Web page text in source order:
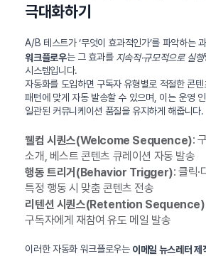
극대화하기
A/B 테스트가 ‘무엇이 효과적인가’를 파악하는
워크플로우는 그 효과를 지속적·규모적으로 실행
시스템입니다.
자동화를 도입하면 구독자 유형별로 적절한 콘
패턴에 맞게 자동 발송할 수 있으며, 이는 운영
일관된 커뮤니케이션 품질을 유지하게 해줍니다.
웰컴 시퀀스(Welcome Sequence):
소개, 베스트 콘텐츠 큐레이션 자동 발송
행동 트리거(Behavior Trigger): 클릭·
특정 행동 시 맞춤 콘텐츠 전송
리텐션 시퀀스(Retention Sequence)
구독자에게 재참여 유도 메일 발송
이러한 자동화 워크플로우는 이메일 뉴스레터 제